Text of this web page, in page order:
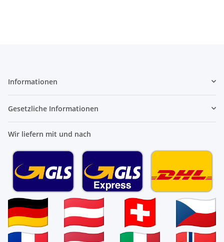
Informationen
Gesetzliche Informationen
Wir liefern mit und nach